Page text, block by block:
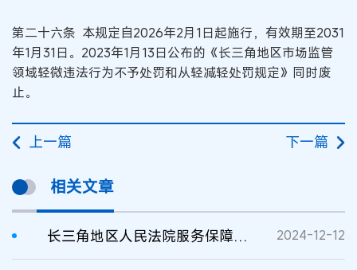
第二十六条 本规定自2026年2月1日起施行，有效期至2031
年1月31日。2023年1月13日公布的《长三角地区市场监管
领域轻微违法行为不予处罚和从轻减轻处罚规定》同时废
止。
上一篇 下一篇
相关文章
长三角地区人民法院服务保障新质生产力发展典型案例 2024-12-12